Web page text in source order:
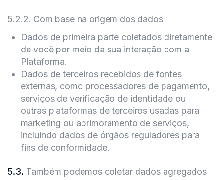
5.2.2. Com base na origem dos dados
Dados de primeira parte coletados diretamente
de você por meio da sua interação com a
Plataforma.
Dados de terceiros recebidos de fontes
externas, como processadores de pagamento,
serviços de verificação de identidade ou
outras plataformas de terceiros usadas para
marketing ou aprimoramento de serviços,
incluindo dados de órgãos reguladores para
fins de conformidade.
5.3. Também podemos coletar dados agregados